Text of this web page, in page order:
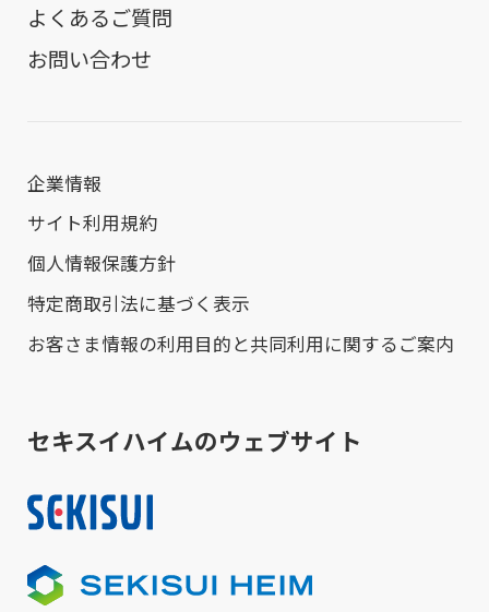
よくあるご質問
お問い合わせ
企業情報
サイト利用規約
個人情報保護方針
特定商取引法に基づく表示
お客さま情報の利用目的と共同利用に関するご案内
セキスイハイムのウェブサイト